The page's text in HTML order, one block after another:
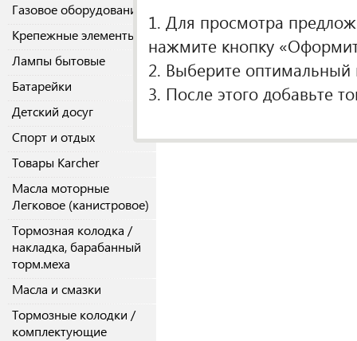
Газовое оборудование
Крепежные элементы
Лампы бытовые
Батарейки
Детский досуг
Спорт и отдых
Товары Karcher
Масла моторные
Легковое (канистровое)
Тормозная колодка /
накладка, барабанный
торм.меха
Масла и смазки
Тормозные колодки /
комплектующие
1. Для просмотра
нажмите кнопку
2. Выберите оптимальный
3. После этого добавьте